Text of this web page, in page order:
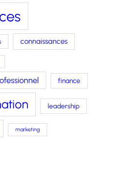
connaissances
finance
leadership
marketing